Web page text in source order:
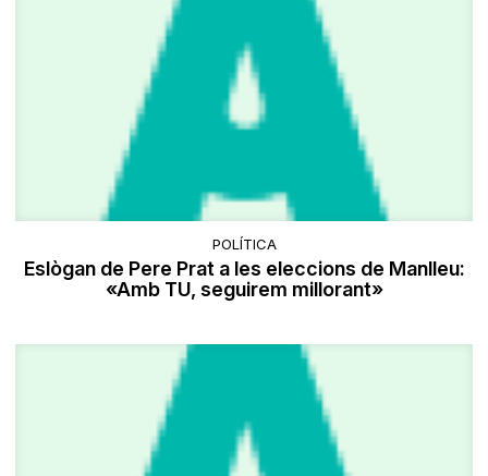
POLÍTICA
Eslògan de Pere Prat a les eleccions de Manlleu:
«Amb TU, seguirem millorant»